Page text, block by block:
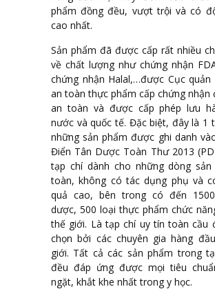
phẩm đồng đều, vượt trội và có
cao nhất.
Sản phẩm đã được cấp rất nhiều
về chất lượng như chứng nhận
chứng nhận Halal,…được Cục quản
an toàn thực phẩm cấp chứng nhận
an toàn và được cấp phép lưu
nước và quốc tế. Đặc biệt, đây là 1
những sản phẩm được ghi danh
Điển Tân Dược Toàn Thư 2013
tạp chí dành cho những dòng sản
toàn, không có tác dụng phụ và
quả cao, bên trong có đến
dược, 500 loại thực phẩm chức
thế giới. Là tạp chí uy tín toàn cầu
chọn bởi các chuyên gia hàng
giới. Tất cả các sản phẩm trong
đều đáp ứng được mọi tiêu
ngặt, khắt khe nhất trong y học.